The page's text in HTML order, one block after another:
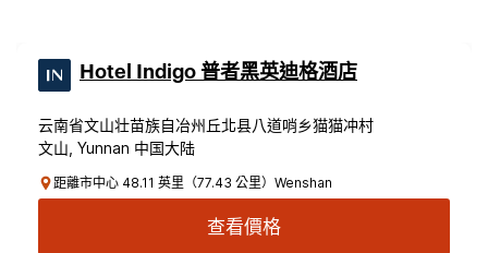
Hotel Indigo 普者黑英迪格酒店
云南省文山壮苗族自冶州丘北县八道哨乡猫猫冲村
文山, Yunnan 中国大陆
距離市中心 48.11 英里（77.43 公里）Wenshan
查看價格